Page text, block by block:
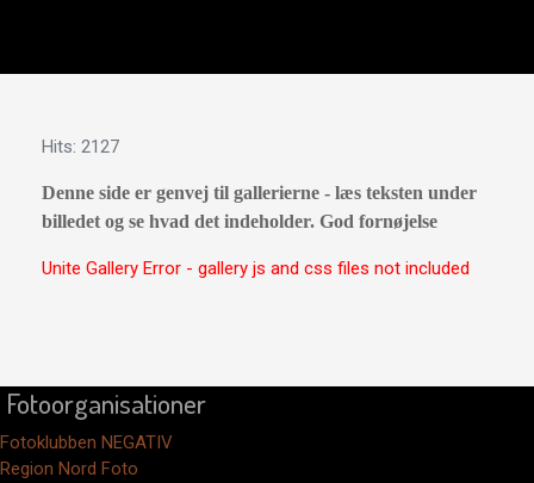
Details
Hits: 2127
Denne side er genvej til gallerierne - læs teksten under
billedet og se hvad det indeholder. God fornøjelse
Unite Gallery Error - gallery js and css files not included
Fotoorganisationer
Fotoklubben NEGATIV
Region Nord Foto